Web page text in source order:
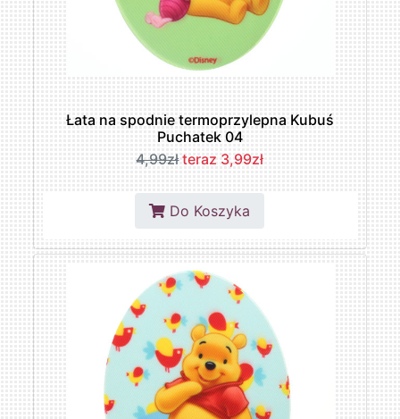
Łata na spodnie termoprzylepna Kubuś
Puchatek 04
4,99zł teraz 3,99zł
Do Koszyka